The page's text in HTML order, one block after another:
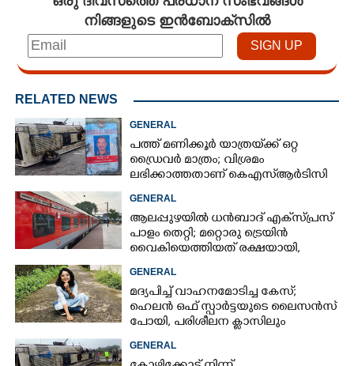
നിങ്ങളുടെ ഇൻബോക്സിൽ
RELATED NEWS
GENERAL
പത്ത് മണിക്കൂർ യാത്രയ്‌ക്ക് ഒറ്റ
ഡ്രൈവർ മാത്രം; വിശ്രമം
ലഭിക്കാത്തതാണ് കെഎസ്‌ആർടിസി
വിമർശനം
GENERAL
ആലപ്പുഴയിൽ ധൻബാദ് എക്‌സ്പ്രസ്
പാളം തെറ്റി; മറ്റൊരു ട്രെയിൻ
വൈകിയെത്തിയത് രക്ഷയായി,
GENERAL
മദ്യപിച്ച് വാഹനമോടിച്ച കേസ്;
ഹെലൻ ഒഫ് സ്പാർട്ടയുടെ ലൈസൻസ്
പോയി, പരിശീലന ക്ലാസിലും
GENERAL